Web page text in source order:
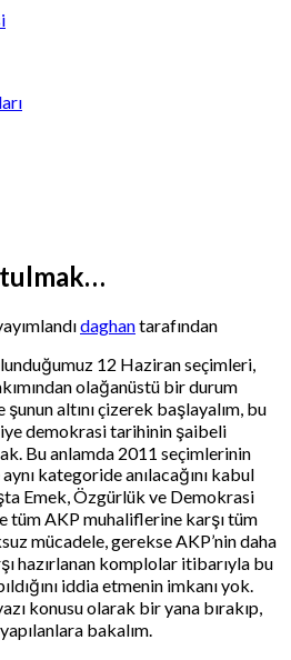
daghantarafından
12 Haziran seçimleri,
olağanüstü bir durum
altını çizerek başlayalım, bu
demokrasi tarihinin şaibeli
Bu anlamda 2011 seçimlerinin
kategoride anılacağını kabul
Emek, Özgürlük ve Demokrasi
tüm AKP muhaliflerine karşı tüm
mücadele, gerekse AKP’nin daha
hazırlanan komplolar itibarıyla bu
iddia etmenin imkanı yok.
konusu olarak bir yana bırakıp,
bakalım.